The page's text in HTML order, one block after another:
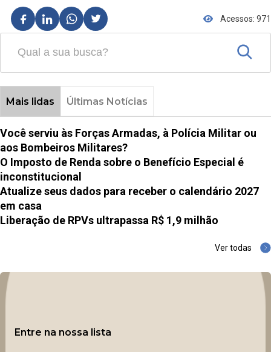
Acessos: 971
Mais lidas Últimas Notícias
Você serviu às Forças Armadas, à Polícia Militar ou
aos Bombeiros Militares?
O Imposto de Renda sobre o Benefício Especial é
inconstitucional
Atualize seus dados para receber o calendário 2027
em casa
Liberação de RPVs ultrapassa R$ 1,9 milhão
Ver todas
Entre na nossa lista